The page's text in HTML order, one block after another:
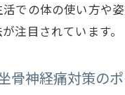
での体の使い方や
注目されています。
骨神経痛対策の